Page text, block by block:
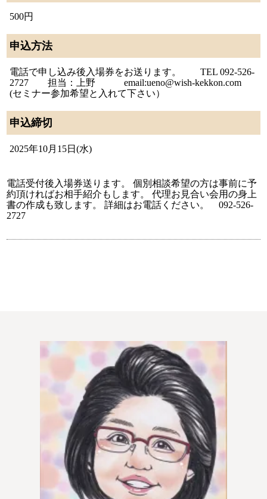
会社概要 プライバシーポリシー
特定商取引法の表記につい
て
500円
申込方法
電話で申し込み後入場券をお送ります。 TEL 092-526-
2727 担当：上野 email:ueno@wish-kekkon.com
(セミナー参加希望と入れて下さい）
申込締切
2025年10月15日(水)
電話受付後入場券送ります。 個別相談希望の方は事前に予
約頂ければお相手紹介もします。 代理お見合い会用の身上
書の作成も致します。 詳細はお電話ください。 092-526-
2727